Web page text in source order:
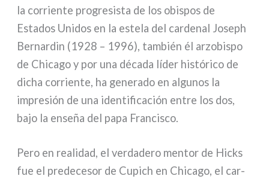
la cor­rien­te pro­gre­si­sta de los obi­spos de
Estados Unidos en la este­la del car­de­nal Joseph
Bernardin (1928 – 1996), tam­bién él arzo­bi­spo
de Chicago y por una déca­da líder histó­ri­co de
dicha cor­rien­te, ha gene­ra­do en algu­nos la
impre­sión de una iden­ti­fi­ca­ción entre los dos,
bajo la enseña del papa Francisco.
Pero en rea­li­dad, el ver­da­de­ro men­tor de Hicks
fue el pre­de­ce­sor de Cupich en Chicago, el car­